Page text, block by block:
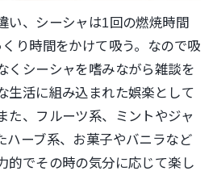
い、シーシャは1 回の燃焼時間
り時間をかけて吸う。なので吸
くシーシャを嗜みながら雑談を
生活に組み込まれた娯楽として
た、フルーツ系、ミントやジャ
ハーブ系、お菓子やバニラなど
的でその時の気分に応じて楽し